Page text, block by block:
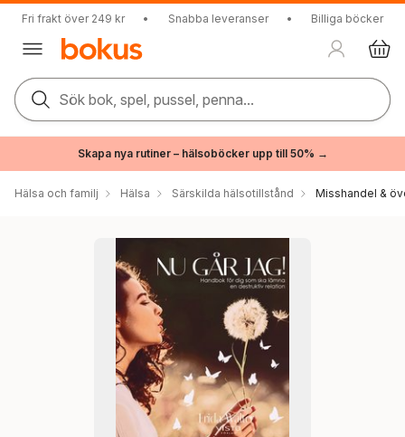
Fri frakt över 249 kr • Snabba leveranser • Billiga böcker
Sök bok, spel, pussel, penna...
Skapa nya rutiner – hälsoböcker upp till 50% →
Hälsa och familj Hälsa Särskilda hälsotillstånd Misshandel &